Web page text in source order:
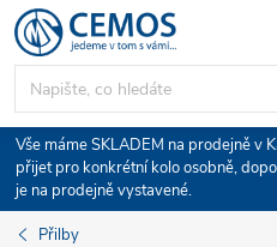
Přejít
na
obsah
Vše máme SKLADEM na prodejně v
přijet pro konkrétní kolo osobně,
je na prodejně vystavené.
Přilby